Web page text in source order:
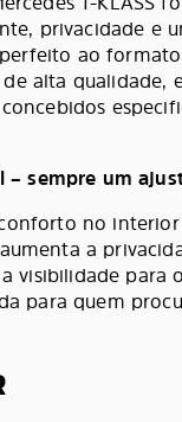
privacidade e
ao
alta qualidade,
– sempre um
no
a
visibilidade para
para quem